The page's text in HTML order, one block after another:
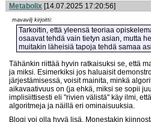
Metabolix [14.07.2025 17:20:56]
mavavilj kirjoitti:
Tarkoitin, että yleensä teoriaa
osaavat tehdä vain tietyn asian, mutta
muitakin läheisiä tapoja tehdä samaa
Tähänkin riittää hyvin ratkaisuksi se, että
ja miksi. Esimerkiksi jos haluaisit
järjestämisessä, voisit mainita, minkä
aikavaativuus on (ja ehkä, miksi se sopii
implisiittisesti eli "rivien välistä" käy ilmi,
algoritmeja ja näillä eri ominaisuuksia.
Blogi voi olla hyvä lisä. Monestakin